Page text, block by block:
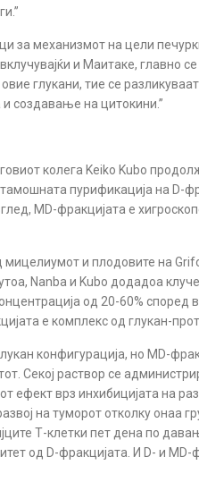
за механизмот на цели
и Маитаке, главно
глукани, тие се
создавање на цитокини.”
колега Keiko Kubo
пурификација на D-
MD-фракцијата е
мицелиумот и плодовите на
Nanba и Kubo додадоа
од 20-60% според
е комплекс од глукан-
конфигурација, но MD-
Секој раствор се
ефект врз инхибицијата на
на туморот отколку онаа
Т-клетки пет дена по
од D-фракцијата. И D- и